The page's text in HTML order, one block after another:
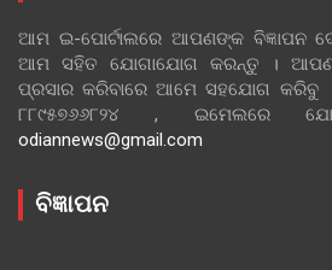
ଆମ ଇ-ପୋର୍ଟାଲରେ ଆପଣଙ୍କ ବିଜ୍ଞାପନ
ଆମ ସହିତ ଯୋଗାଯୋଗ କରନ୍ତୁ ।
ପ୍ରସାର କରିବାରେ ଆମେ ସହଯୋଗ କରିବୁ
୮୮୯୫୭୬୬୮୨୪ , ଇମେଲରେ
odiannews@gmail.com
ବିଜ୍ଞାପନ